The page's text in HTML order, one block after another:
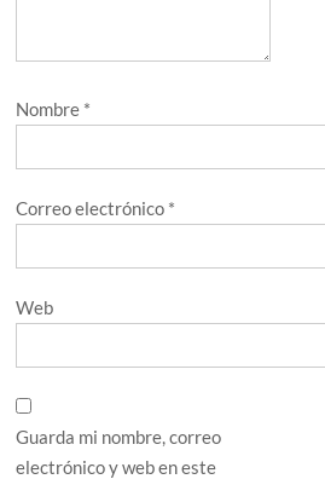
Nombre *
Correo electrónico *
Web
Guarda mi nombre, correo
electrónico y web en este